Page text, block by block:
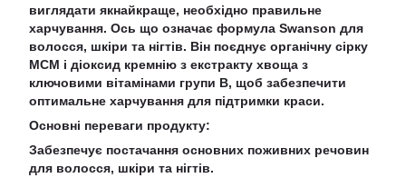
виглядати якнайкраще, необхідно правильне
харчування. Ось що означає формула Swanson для
волосся, шкіри та нігтів. Він поєднує органічну сірку
МСМ і діоксид кремнію з екстракту хвоща з
ключовими вітамінами групи B, щоб забезпечити
оптимальне харчування для підтримки краси.
Основні переваги продукту:
Забезпечує постачання основних поживних речовин
для волосся, шкіри та нігтів.